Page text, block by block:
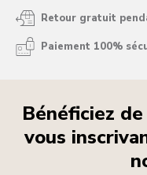
Retour gratuit
Paiement 100%
Bénéficiez
vous